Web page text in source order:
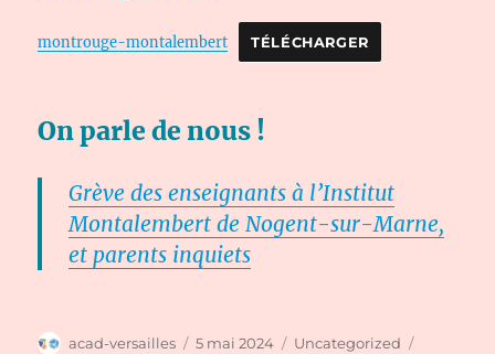
montrouge-montalembert TÉLÉCHARGER
On parle de nous !
Grève des enseignants à l’Institut
Montalembert de Nogent-sur-Marne,
et parents inquiets
Auteur
acad-versailles
Publié
5 mai 2024 Catégories
Uncategorized